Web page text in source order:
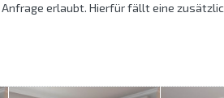
erlaubt. Hierfür fällt eine